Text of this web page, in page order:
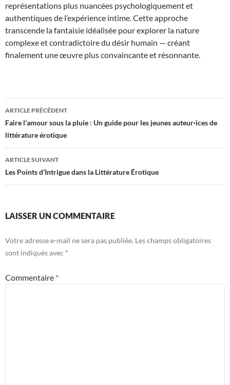
représentations plus nuancées psychologiquement et
authentiques de l’expérience intime. Cette approche
transcende la fantaisie idéalisée pour explorer la nature
complexe et contradictoire du désir humain — créant
finalement une œuvre plus convaincante et résonnante.
Navigation
des
articles
ARTICLE PRÉCÉDENT
Faire l’amour sous la pluie : Un guide pour les jeunes auteur·ices de
littérature érotique
ARTICLE SUIVANT
Les Points d’Intrigue dans la Littérature Érotique
LAISSER UN COMMENTAIRE
Votre adresse e-mail ne sera pas publiée. Les champs obligatoires
sont indiqués avec *
Commentaire *